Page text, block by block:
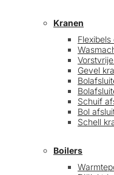
Kranen
Gevel
Schuif
Bol
Schell
Boilers